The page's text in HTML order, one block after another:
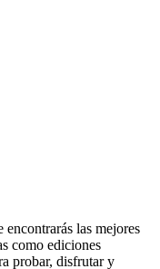
las mejores
como ediciones
probar, disfrutar y